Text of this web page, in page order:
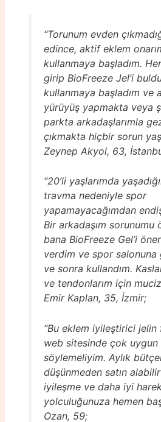
“Torunum evden
edince, aktif eklem
kullanmaya başladım.
girip BioFreeze Jel’i
kullanmaya başladım ve
yürüyüş yapmakta veya
parkta arkadaşlarımla
çıkmakta hiçbir sorun
Zeynep Akyol, 63,
“20’li yaşlarımda
travma nedeniyle spor
yapamayacağımdan
Bir arkadaşım sorunumu
bana BioFreeze Gel’i
verdim ve spor salonuna
ve sonra kullandım.
ve tendonlarım için
Emir Kaplan, 35, İzmir;
“Bu eklem iyileştirici jelin
web sitesinde çok uygun
söylemeliyim. Aylık
düşünmeden satın
iyileşme ve daha iyi
yolculuğunuza hemen
Ozan, 59;